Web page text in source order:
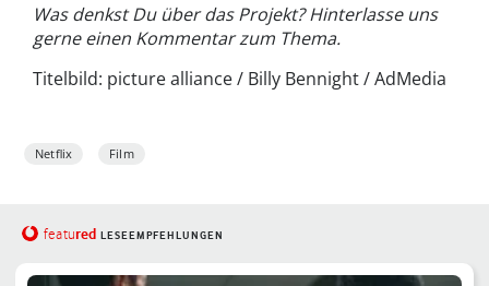
Was denkst Du über das Projekt? Hinterlasse uns
gerne einen Kommentar zum Thema.
Titelbild: picture alliance / Billy Bennight / AdMedia
Netflix Film
featured LESEEMPFEHLUNGEN